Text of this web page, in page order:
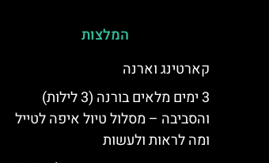
המלצות
קארטינג וארנה
3 ימים מלאים בורנה (3 לילות)
והסביבה – מסלול טיול איפה לטייל
ומה לראות ולעשות